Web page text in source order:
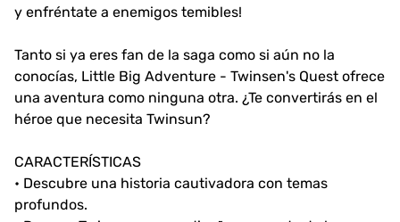
y enfréntate a enemigos temibles!
Tanto si ya eres fan de la saga como si aún no la
conocías, Little Big Adventure - Twinsen's Quest ofrece
una aventura como ninguna otra. ¿Te convertirás en el
héroe que necesita Twinsun?
CARACTERÍSTICAS
• Descubre una historia cautivadora con temas
profundos.